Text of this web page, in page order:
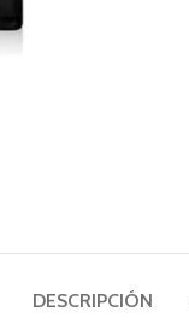
DESCRIPCIÓN